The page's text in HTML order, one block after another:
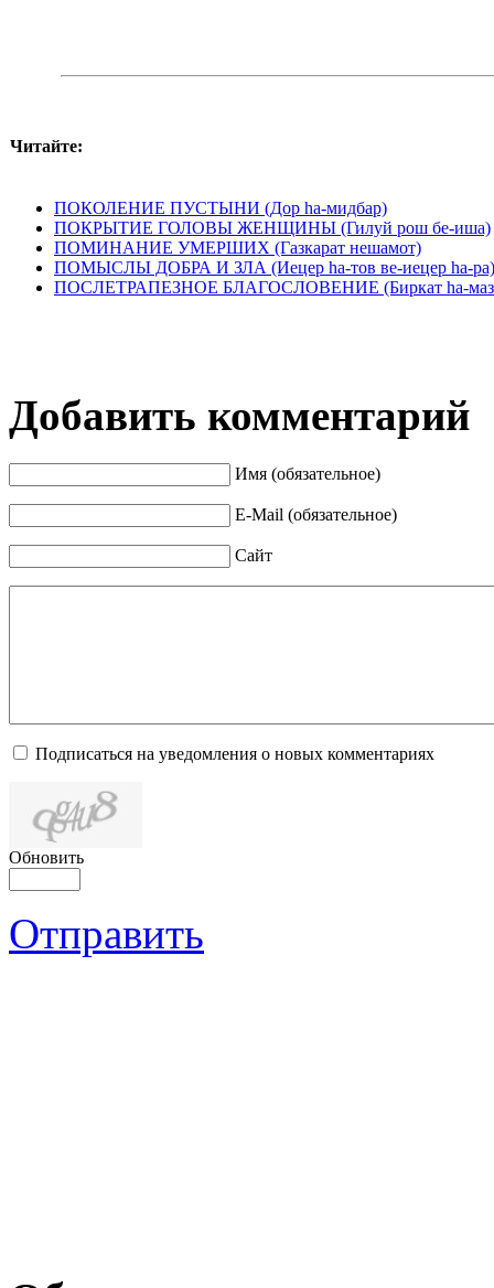
Читайте:
ПОКОЛЕНИЕ ПУСТЫНИ (Дор hа-мидбар)
ПОКРЫТИЕ ГОЛОВЫ ЖЕНЩИНЫ (Гилуй рош бе-иша)
ПОМИНАНИЕ УМЕРШИХ (Газкарат нешамот)
ПОМЫСЛЫ ДОБРА И ЗЛА (Иецер hа-тов ве-иецер hа-pa)
ПОСЛЕТРАПЕЗНОЕ БЛАГОСЛОВЕНИЕ (Биркат hа-
Добавить комментарий
Имя (обязательное)
E-Mail (обязательное)
Сайт
Подписаться на уведомления о новых комментариях
Обновить
Отправить